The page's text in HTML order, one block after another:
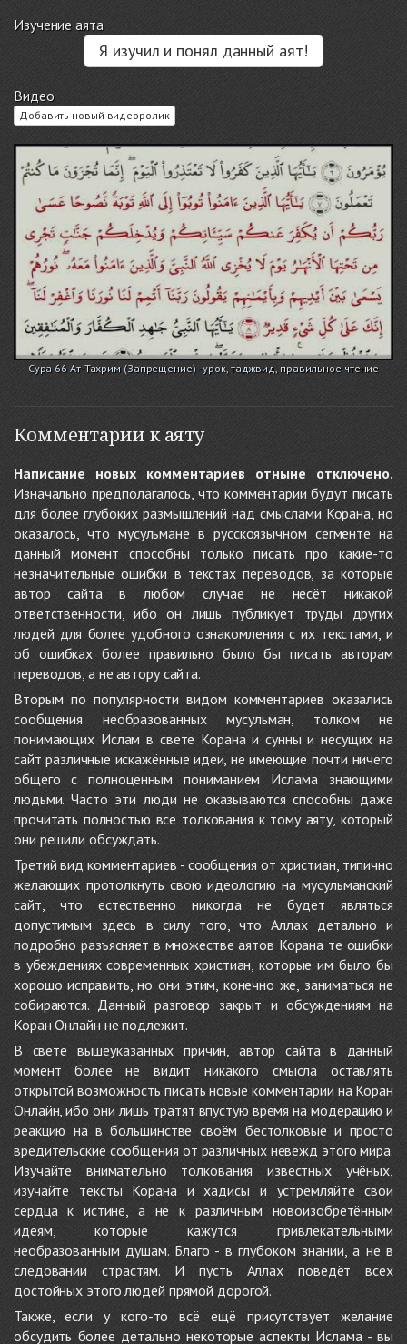
Изучение аята
Я изучил и понял данный аят!
Видео
Добавить новый видеоролик
Сура 66 Ат-Тахрим (Запрещение) - урок, таджвид, правильное чтение
Комментарии к аяту
Написание новых комментариев отныне отключено.
Изначально предполагалось, что комментарии будут писать
для более глубоких размышлений над смыслами Корана, но
оказалось, что мусульмане в русскоязычном сегменте на
данный момент способны только писать про какие-то
незначительные ошибки в текстах переводов, за которые
автор сайта в любом случае не несёт никакой
ответственности, ибо он лишь публикует труды других
людей для более удобного ознакомления с их текстами, и
об ошибках более правильно было бы писать авторам
переводов, а не автору сайта.
Вторым по популярности видом комментариев оказались
сообщения необразованных мусульман, толком не
понимающих Ислам в свете Корана и сунны и несущих на
сайт различные искажённые идеи, не имеющие почти ничего
общего с полноценным пониманием Ислама знающими
людьми. Часто эти люди не оказываются способны даже
прочитать полностью все толкования к тому аяту, который
они решили обсуждать.
Третий вид комментариев - сообщения от христиан, типично
желающих протолкнуть свою идеологию на мусульманский
сайт, что естественно никогда не будет являться
допустимым здесь в силу того, что Аллах детально и
подробно разъясняет в множестве аятов Корана те ошибки
в убеждениях современных христиан, которые им было бы
хорошо исправить, но они этим, конечно же, заниматься не
собираются. Данный разговор закрыт и обсуждениям на
Коран Онлайн не подлежит.
В свете вышеуказанных причин, автор сайта в данный
момент более не видит никакого смысла оставлять
открытой возможность писать новые комментарии на Коран
Онлайн, ибо они лишь тратят впустую время на модерацию и
реакцию на в большинстве своём бестолковые и просто
вредительские сообщения от различных невежд этого мира.
Изучайте внимательно толкования известных учёных,
изучайте тексты Корана и хадисы и устремляйте свои
сердца к истине, а не к различным новоизобретённым
идеям, которые кажутся привлекательными
необразованным душам. Благо - в глубоком знании, а не в
следовании страстям. И пусть Аллах поведёт всех
достойных этого людей прямой дорогой.
Также, если у кого-то всё ещё присутствует желание
обсудить более детально некоторые аспекты Ислама - вы